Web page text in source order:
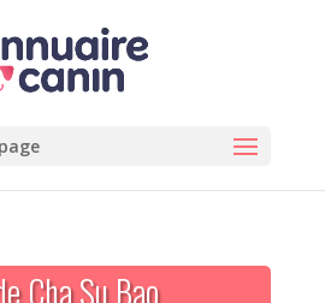
Cha Su Bao